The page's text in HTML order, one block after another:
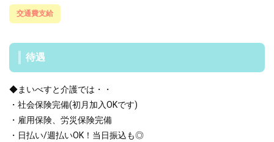
交通費支給
待遇
◆まいべすと介護では・・
・社会保険完備(初月加入OKです)
・雇用保険、労災保険完備
・日払い/週払いOK！当日振込も◎